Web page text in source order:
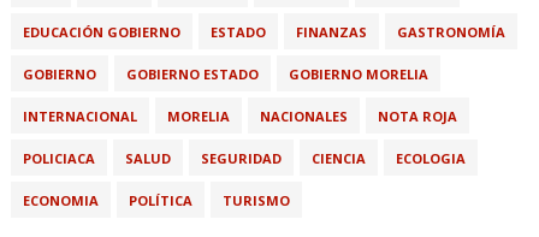
EDUCACIÓN GOBIERNO ESTADO FINANZAS GASTRONOMÍA
GOBIERNO GOBIERNO ESTADO GOBIERNO MORELIA
INTERNACIONAL MORELIA NACIONALES NOTA ROJA
POLICIACA SALUD SEGURIDAD CIENCIA ECOLOGIA
ECONOMIA POLÍTICA TURISMO